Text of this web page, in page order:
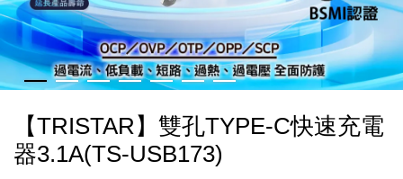
【TRISTAR】雙孔TYPE-C快速充電
器3.1A(TS-USB173)